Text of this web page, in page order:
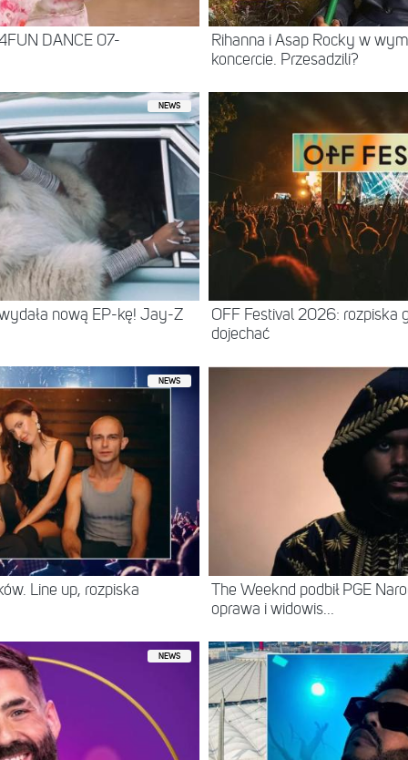
DANCE 07-
Rihanna i Asap Rocky w
koncercie. Przesadzili?
NEWS
nową EP-kę! Jay-Z
OFF Festival 2026: rozpiska
dojechać
NEWS
Line up, rozpiska
The Weeknd podbił PGE
oprawa i widowis...
NEWS